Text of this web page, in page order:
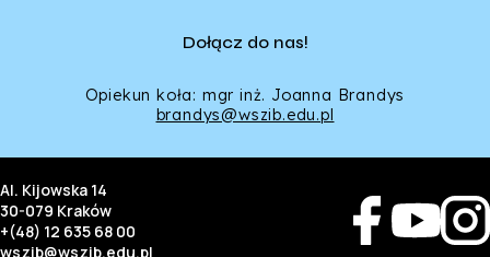
Dołącz do nas!
Opiekun koła: mgr inż. Joanna Brandys
brandys@wszib.edu.pl
Al. Kijowska 14
30-079 Kraków
+(48) 12 635 68 00
wszib@wszib.edu.pl